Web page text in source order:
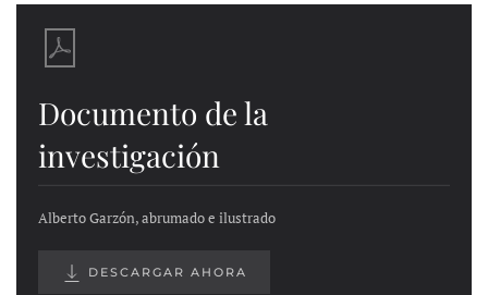
Documento de la
investigación
Alberto Garzón, abrumado e ilustrado
DESCARGAR AHORA